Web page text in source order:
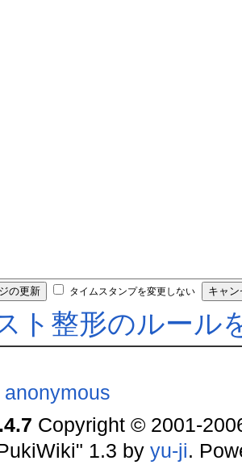
タイムスタンプを変更しない
ト整形のルール
anonymous
Copyright © 2001-
1.3 by yu-ji.